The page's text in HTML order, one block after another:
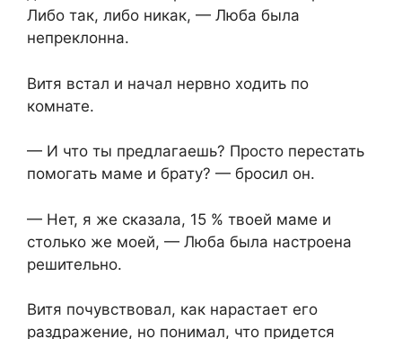
Либо так, либо никак, — Люба была
непреклонна.
Витя встал и начал нервно ходить по
комнате.
— И что ты предлагаешь? Просто перестать
помогать маме и брату? — бросил он.
— Нет, я же сказала, 15 % твоей маме и
столько же моей, — Люба была настроена
решительно.
Витя почувствовал, как нарастает его
раздражение, но понимал, что придется